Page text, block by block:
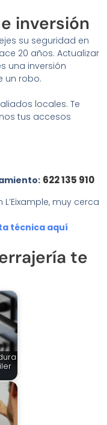
inversión
su seguridad en
20 años. Actualizar
una inversión
un robo.
locales. Te
tus accesos
622 135 910
muy cerca
técnica aquí
te